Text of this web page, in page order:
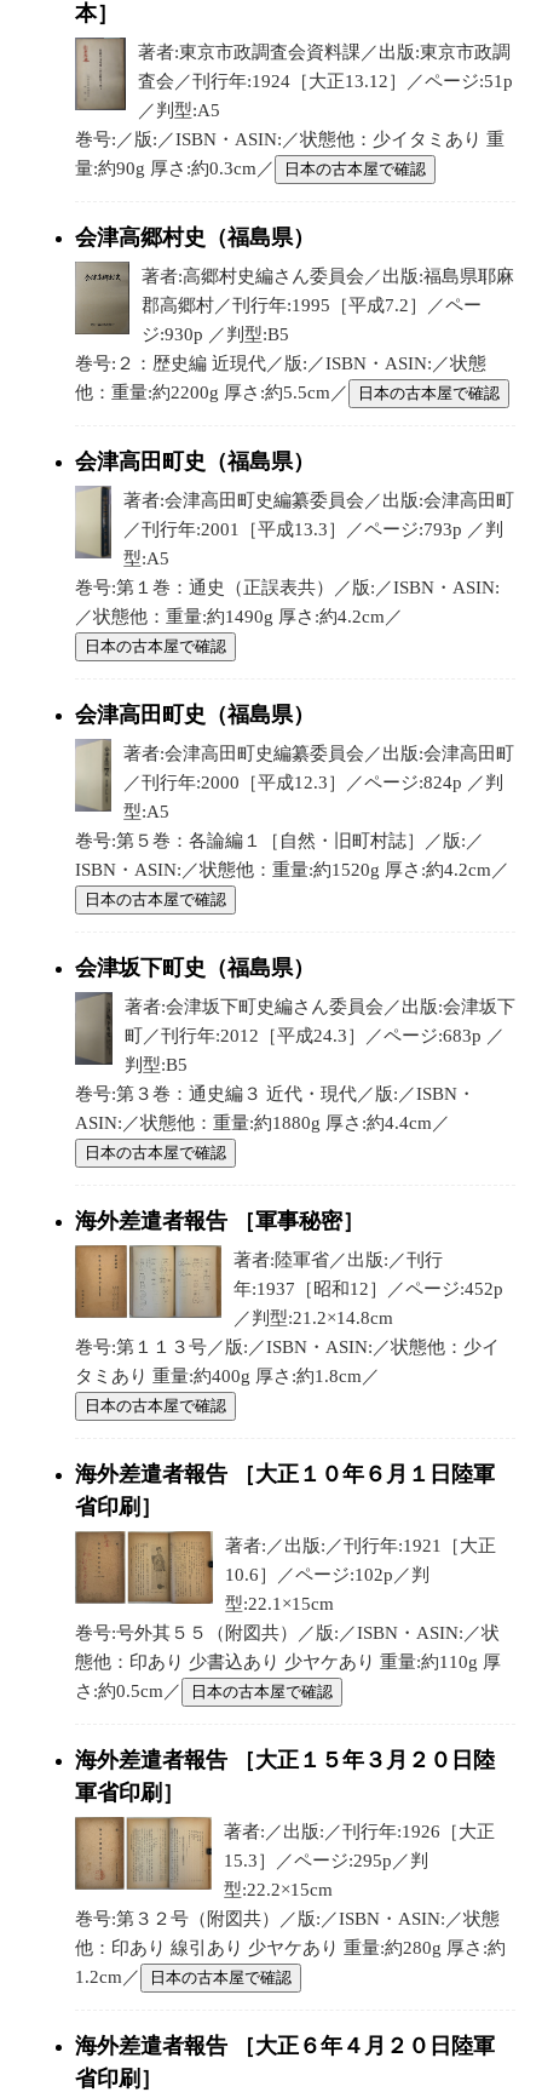
本］
著者:東京市政調査会資料課／出版:東京市政調
査会／刊行年:1924［大正13.12］／ページ:51p
／判型:A5
巻号:／版:／ISBN・ASIN:／状態他：少イタミあり 重
量:約90g 厚さ:約0.3cm／
日本の古本屋で確認
会津高郷村史（福島県）
著者:高郷村史編さん委員会／出版:福島県耶麻
郡高郷村／刊行年:1995［平成7.2］／ペー
ジ:930p ／判型:B5
巻号:２：歴史編 近現代／版:／ISBN・ASIN:／状態
他：重量:約2200g 厚さ:約5.5cm／
日本の古本屋で確認
会津高田町史（福島県）
著者:会津高田町史編纂委員会／出版:会津高田町
／刊行年:2001［平成13.3］／ページ:793p ／判
型:A5
巻号:第１巻：通史（正誤表共）／版:／ISBN・ASIN:
／状態他：重量:約1490g 厚さ:約4.2cm／
日本の古本屋で確認
会津高田町史（福島県）
著者:会津高田町史編纂委員会／出版:会津高田町
／刊行年:2000［平成12.3］／ページ:824p ／判
型:A5
巻号:第５巻：各論編１［自然・旧町村誌］／版:／
ISBN・ASIN:／状態他：重量:約1520g 厚さ:約4.2cm／
日本の古本屋で確認
会津坂下町史（福島県）
著者:会津坂下町史編さん委員会／出版:会津坂下
町／刊行年:2012［平成24.3］／ページ:683p ／
判型:B5
巻号:第３巻：通史編３ 近代・現代／版:／ISBN・
ASIN:／状態他：重量:約1880g 厚さ:約4.4cm／
日本の古本屋で確認
海外差遣者報告 ［軍事秘密］
著者:陸軍省／出版:／刊行
年:1937［昭和12］／ページ:452p
／判型:21.2×14.8cm
巻号:第１１３号／版:／ISBN・ASIN:／状態他：少イ
タミあり 重量:約400g 厚さ:約1.8cm／
日本の古本屋で確認
海外差遣者報告 ［大正１０年６月１日陸軍
省印刷］
著者:／出版:／刊行年:1921［大正
10.6］／ページ:102p／判
型:22.1×15cm
巻号:号外其５５（附図共）／版:／ISBN・ASIN:／状
態他：印あり 少書込あり 少ヤケあり 重量:約110g 厚
さ:約0.5cm／
日本の古本屋で確認
海外差遣者報告 ［大正１５年３月２０日陸
軍省印刷］
著者:／出版:／刊行年:1926［大正
15.3］／ページ:295p／判
型:22.2×15cm
巻号:第３２号（附図共）／版:／ISBN・ASIN:／状態
他：印あり 線引あり 少ヤケあり 重量:約280g 厚さ:約
1.2cm／
日本の古本屋で確認
海外差遣者報告 ［大正６年４月２０日陸軍
省印刷］